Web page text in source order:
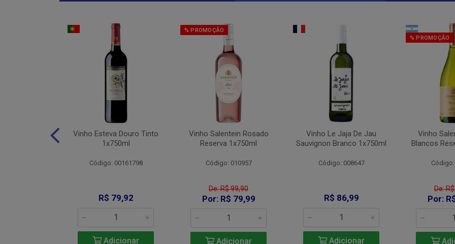
Vinho Esteva Douro Tinto
1x750ml
Código: 00161798
R$ 79,92
Adicionar
% PROMOÇÃO
Vinho Salentein Rosado
Reserva 1x750ml
Código: 010957
De: R$ 99,90
Por: R$ 79,99
Adicionar
Vinho Le Jaja De Jau
Sauvignon Branco 1x750ml
Código: 008647
R$ 86,99
Adicionar
% PROMOÇÃO
Vinho
Blancos
De:
Por: